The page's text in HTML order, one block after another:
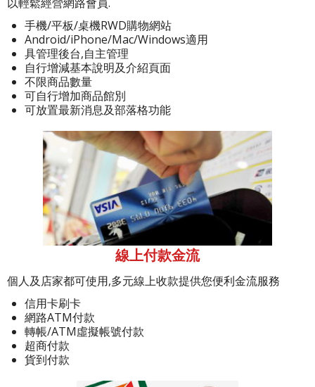
手機/平板/桌機RWD購物網站
Android/iPhone/Mac/Windows適用
具管理後台,自主管理
自行增減基本說明及介紹頁面
不限商品數量
可自行增加商品館別
可放置最新消息及部落格功能
線上付款金流
個人及店家都可使用,多元線上收款提供您便利金流服務
信用卡刷卡
網路ATM付款
轉帳/ATM虛擬帳號付款
超商付款
貨到付款